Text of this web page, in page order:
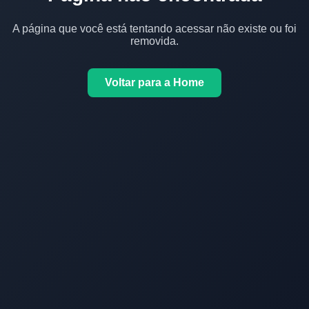
A página que você está tentando acessar não existe ou foi
removida.
Voltar para a Home